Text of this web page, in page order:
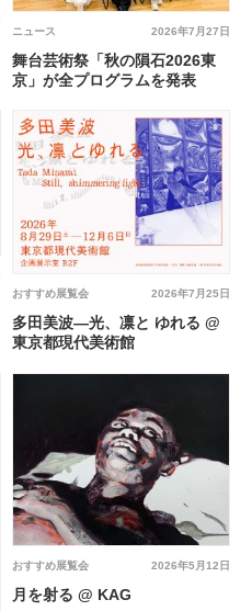
2026年7月27日
ニュース
舞台芸術祭「秋の隕石2026東
京」が全プログラムを発表
2026年7月25日
おすすめ展覧会
多田美波―光、凛と ゆれる @
東京都現代美術館
2026年5月12日
おすすめ展覧会
月を射る @ KAG